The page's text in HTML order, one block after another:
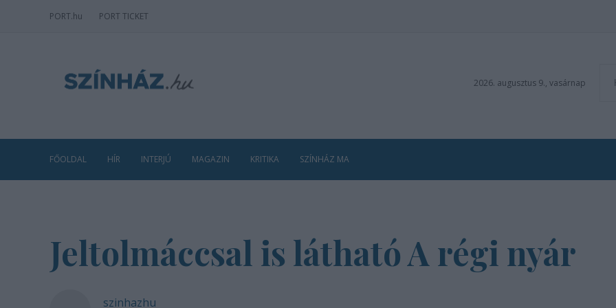
PORT.hu PORT TICKET
2026. augusztus 9., vasárnap
FŐOLDAL HÍR INTERJÚ MAGAZIN KRITIKA SZÍNHÁZ MA
Jeltolmáccsal is látható A régi nyár
szinhazhu